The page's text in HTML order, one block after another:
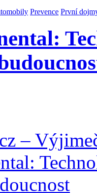
Prevence První